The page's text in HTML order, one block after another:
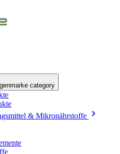
category
& Mikronährstoffe